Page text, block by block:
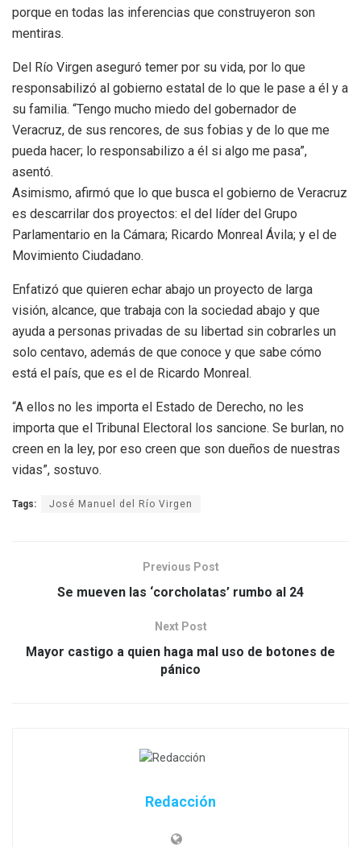
porque en todas las inferencias que construyeron son
mentiras.
Del Río Virgen aseguró temer por su vida, por lo que
responsabilizó al gobierno estatal de lo que le pase a él y a
su familia. “Tengo mucho miedo del gobernador de
Veracruz, de sus rencores, de sus fobias y de lo que me
pueda hacer; lo responsabilizo a él si algo me pasa”,
asentó.
Asimismo, afirmó que lo que busca el gobierno de Veracruz
es descarrilar dos proyectos: el del líder del Grupo
Parlamentario en la Cámara; Ricardo Monreal Ávila; y el de
Movimiento Ciudadano.
Enfatizó que quieren echar abajo un proyecto de larga
visión, alcance, que trabaja con la sociedad abajo y que
ayuda a personas privadas de su libertad sin cobrarles un
solo centavo, además de que conoce y que sabe cómo
está el país, que es el de Ricardo Monreal.
“A ellos no les importa el Estado de Derecho, no les
importa que el Tribunal Electoral los sancione. Se burlan, no
creen en la ley, por eso creen que son dueños de nuestras
vidas”, sostuvo.
Tags: José Manuel del Río Virgen
Previous Post
Se mueven las ‘corcholatas’ rumbo al 24
Next Post
Mayor castigo a quien haga mal uso de botones de
pánico
Redacción